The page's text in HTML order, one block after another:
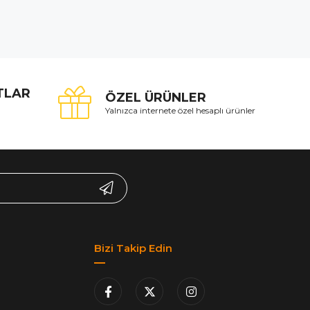
ÖZEL ÜRÜNLER
Yalnızca internete özel hesaplı ürünler
Bizi Takip Edin